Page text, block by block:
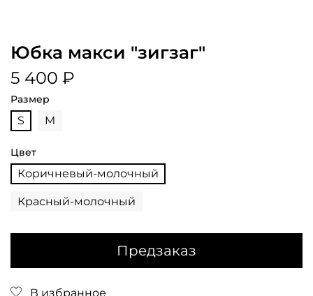
Юбка макси "зигзаг"
5 400 ₽
Размер
S M
Цвет
Коричневый-молочный
Красный-молочный
Предзаказ
В избранное